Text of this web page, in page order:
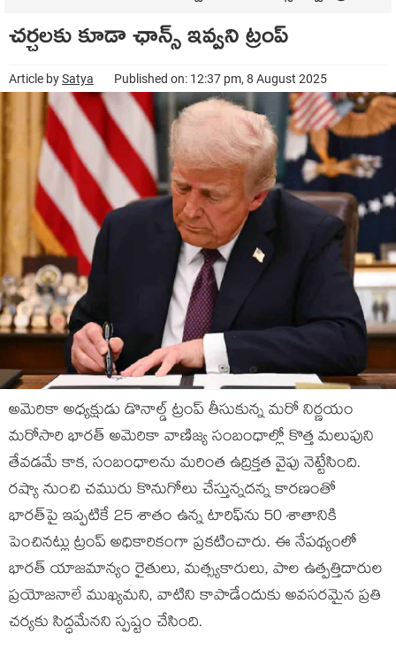
చర్చలకు కూడా ఛాన్స్ ఇవ్వని ట్రంప్
Article bySatya Published on: 12:37 pm, 8 August 2025
అమెరికా అధ్యక్షుడు డొనాల్డ్‌ ట్రంప్‌ తీసుకున్న మరో నిర్ణయం
మరోసారి భారత్ అమెరికా వాణిజ్య సంబంధాల్లో కొత్త మలుపుని
తేవడమే కాక, సంబంధాలను మరింత ఉద్రిక్తత వైపు నెట్టేసింది.
రష్యా నుంచి చమురు కొనుగోలు చేస్తున్నదన్న కారణంతో
భారత్‌పై ఇప్పటికే 25 శాతం ఉన్న టారిఫ్‌ను 50 శాతానికి
పెంచినట్లు ట్రంప్ అధికారికంగా ప్రకటించారు. ఈ నేపథ్యంలో
భారత్‌ యాజమాన్యం రైతులు, మత్స్యకారులు, పాల ఉత్పత్తిదారుల
ప్రయోజనాలే ముఖ్యమని, వాటిని కాపాడేందుకు అవసరమైన ప్రతి
చర్యకు సిద్ధమేనని స్పష్టం చేసింది.